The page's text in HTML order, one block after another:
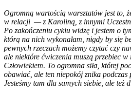
Ogromną wartością warsztatów jest to,
w relacji — z Karoliną, z innymi
Po zakończeniu cyklu widzę i jestem o
którą na nich wykonałam, nigdy by się
pewnych rzeczach możemy czytać czy
ale niektóre ćwiczenia muszą przebiec
Człowiekiem. To ogromna siła, której
obawiać, ale ten niepokój znika podczas
Jesteśmy tam dla samych siebie, ale też